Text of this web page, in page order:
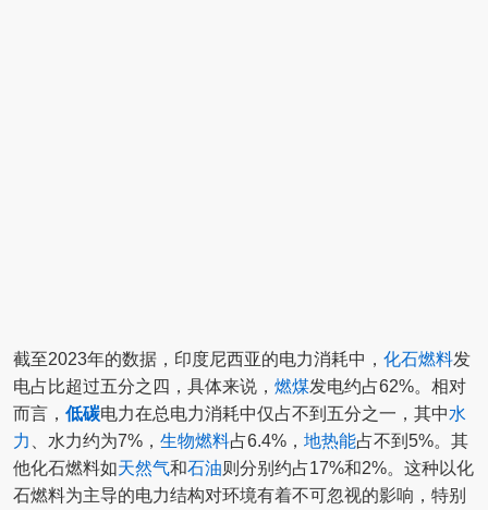
截至2023年的数据，印度尼西亚的电力消耗中， 化石燃料发
电占比超过五分之四，具体来说， 燃煤发电约占62%。相对
而言， 低碳电力在总电力消耗中仅占不到五分之一，其中水
力
、水力约为7%， 生物燃料占6.4%， 地热能占不到5%。其
他化石燃料如天然气和石油则分别约占17%和2%。这种以化
石燃料为主导的电力结构对环境有着不可忽视的影响，特别